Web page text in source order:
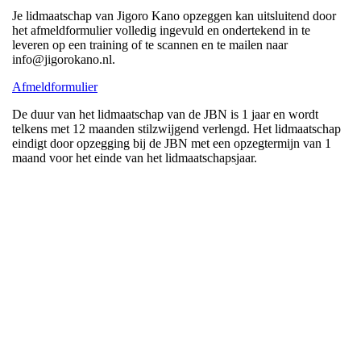
Je lidmaatschap van Jigoro Kano opzeggen kan uitsluitend door
het afmeldformulier volledig ingevuld en ondertekend in te
leveren op een training of te scannen en te mailen naar
info@jigorokano.nl.
Afmeldformulier
De duur van het lidmaatschap van de JBN is 1 jaar en wordt
telkens met 12 maanden stilzwijgend verlengd. Het lidmaatschap
eindigt door opzegging bij de JBN met een opzegtermijn van 1
maand voor het einde van het lidmaatschapsjaar.